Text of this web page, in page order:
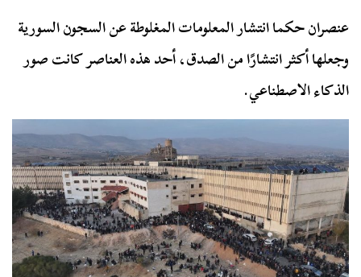
عنصران حكما انتشار المعلومات المغلوطة عن السجون السورية
وجعلها أكثر انتشارًا من الصدق، أحد هذه العناصر كانت صور
الذكاء الاصطناعي.